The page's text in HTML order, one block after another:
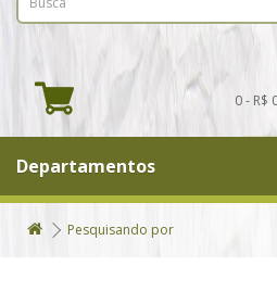
0 - R$
Departamentos
Pesquisando por